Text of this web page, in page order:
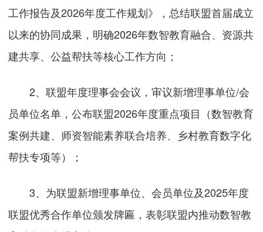
工作报告及2026年度工作规划》，总结联盟首届成立
以来的协同成果，明确2026年数智教育融合、资源共
建共享、公益帮扶等核心工作方向；
2、联盟年度理事会会议，审议新增理事单位/会
员单位名单，公布联盟2026年度重点项目（数智教育
案例共建、师资智能素养联合培养、乡村教育数字化
帮扶专项等）；
3、为联盟新增理事单位、会员单位及2025年度
联盟优秀合作单位颁发牌匾，表彰联盟内推动数智教